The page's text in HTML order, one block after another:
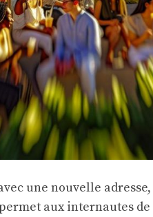
une nouvelle adresse,
aux internautes de